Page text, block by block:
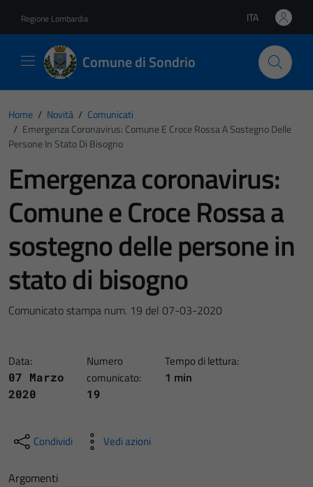
Regione Lombardia Lingua attiva:
ITA
Comune di Sondrio
Home / Novità / Comunicati
/ Emergenza Coronavirus: Comune E Croce Rossa A Sostegno Delle
Persone In Stato Di Bisogno
Emergenza coronavirus:
Comune e Croce Rossa a
sostegno delle persone in
stato di bisogno
Comunicato stampa num. 19 del 07-03-2020
Data:
07 Marzo
2020
Numero
comunicato:
19
Tempo di lettura:
1 min
Condividi Vedi azioni
Argomenti